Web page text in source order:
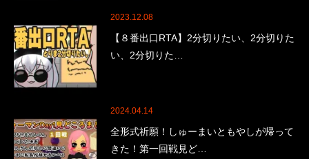
2023.12.08
【８番出口RTA】2分切りたい、2分切りた
い、2分切りた…
2024.04.14
全形式祈願！しゅーまいともやしが帰って
きた！第一回戦見ど…